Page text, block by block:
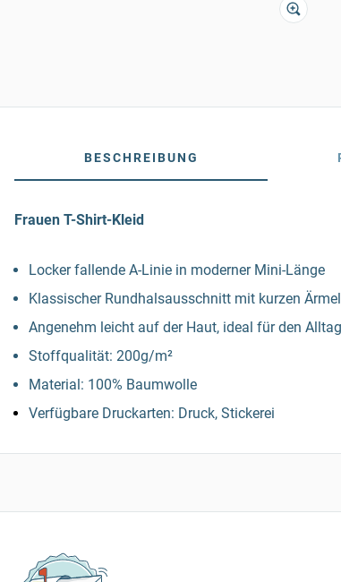
BESCHREIBUNG
Frauen T-Shirt-Kleid
Locker fallende A-Linie in moderner Mini-Länge
Klassischer Rundhalsausschnitt mit kurzen
Angenehm leicht auf der Haut, ideal für den Alltag
Stoffqualität: 200g/m²
Material: 100% Baumwolle
Verfügbare Druckarten: Druck, Stickerei